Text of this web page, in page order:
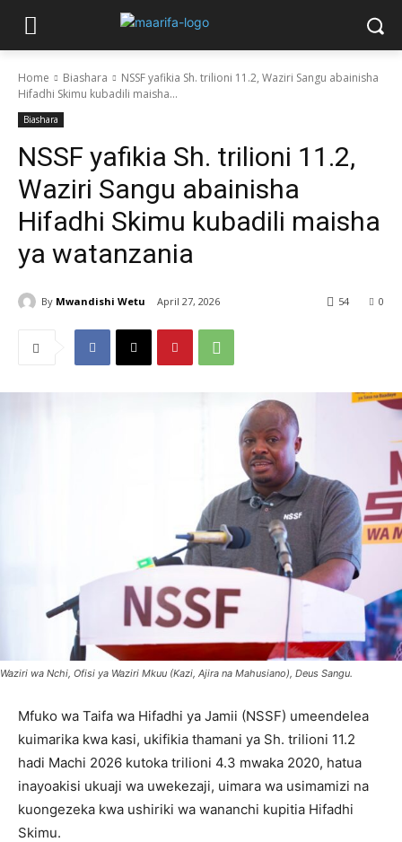
Home Biashara
NSSF yafikia Sh. trilioni 11.2, Waziri Sangu abainisha
Hifadhi Skimu kubadili maisha...
Biashara
NSSF yafikia Sh. trilioni 11.2,
Waziri Sangu abainisha
Hifadhi Skimu kubadili maisha
ya watanzania
By Mwandishi Wetu April 27, 2026 0
54
Waziri wa Nchi, Ofisi ya Waziri Mkuu (Kazi, Ajira na Mahusiano), Deus Sangu.
Mfuko wa Taifa wa Hifadhi ya Jamii (NSSF) umeendelea
kuimarika kwa kasi, ukifikia thamani ya Sh. trilioni 11.2
hadi Machi 2026 kutoka trilioni 4.3 mwaka 2020, hatua
inayoakisi ukuaji wa uwekezaji, uimara wa usimamizi na
kuongezeka kwa ushiriki wa wananchi kupitia Hifadhi
Skimu.